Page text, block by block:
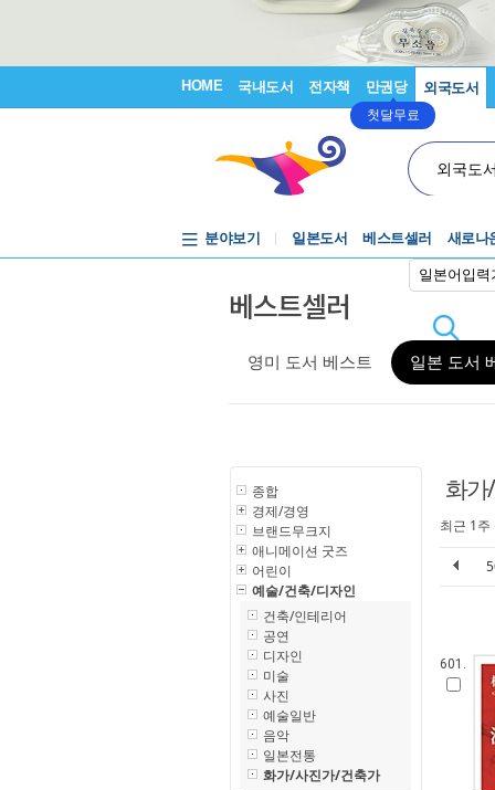
HOME 국내도서 전자책 만권당
첫달무료
외국도서
외국도
일본어입력
분야보기 일본도서 베스트셀러 새로나
베스트셀러
영미 도서 베스트 일본 도서
종합
경제/경영
브랜드무크지
애니메이션 굿즈
어린이
예술/건축/디자인
건축/인테리어
공연
디자인
미술
사진
예술일반
음악
일본전통
화가/사진가/건축가
화가
최근 1
601.